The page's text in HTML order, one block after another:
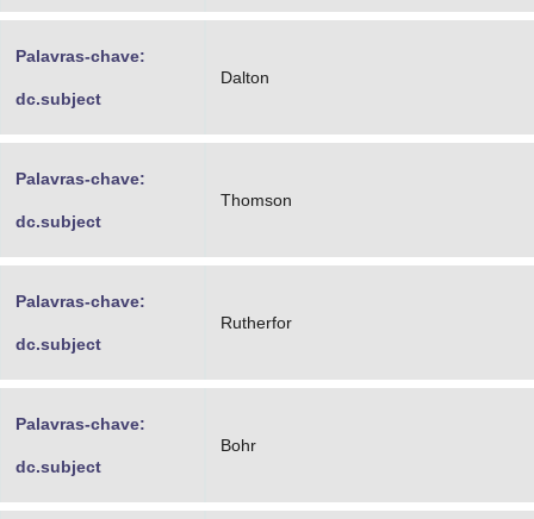
Palavras-chave:
dc.subject
Dalton
Palavras-chave:
dc.subject
Thomson
Palavras-chave:
dc.subject
Rutherfor
Palavras-chave:
dc.subject
Bohr